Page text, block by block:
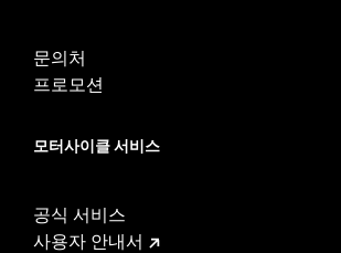
문의처
프로모션
모터사이클 서비스
공식 서비스
사용자 안내서